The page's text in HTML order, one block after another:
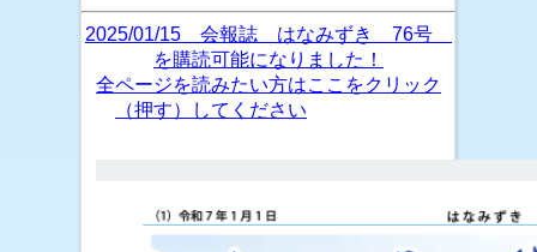
2025/01/15 会報誌 はなみずき 76号
を購読可能になりました！
全ページを読みたい方はここをクリック
（押す）してください